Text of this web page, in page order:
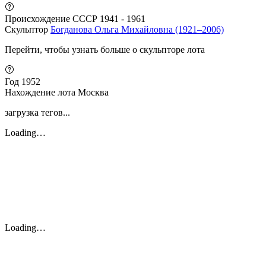
Происхождение СССР 1941 - 1961
Скульптор Богданова Ольга Михайловна (1921–2006)
Перейти, чтобы узнать больше о скульпторе лота
Год 1952
Нахождение лота Москва
загрузка тегов...
Loading…
Loading…